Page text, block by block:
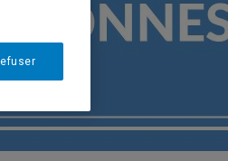
Le BCPS en 3
découvrez les
diplômé.e.s